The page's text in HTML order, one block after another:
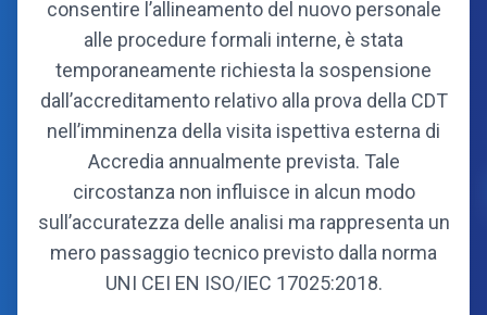
consentire l’allineamento del nuovo personale
alle procedure formali interne, è stata
temporaneamente richiesta la sospensione
dall’accreditamento relativo alla prova della CDT
nell’imminenza della visita ispettiva esterna di
Accredia annualmente prevista. Tale
circostanza non influisce in alcun modo
sull’accuratezza delle analisi ma rappresenta un
mero passaggio tecnico previsto dalla norma
UNI CEI EN ISO/IEC 17025:2018.
Consorzio
Statuto
Soci fondatori
Soci attuali